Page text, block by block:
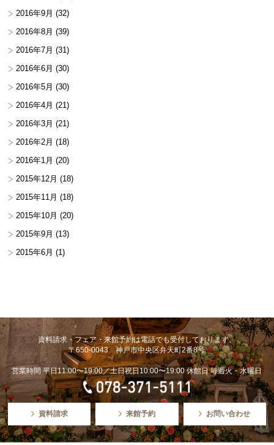
2016年9月 (32)
2016年8月 (39)
2016年7月 (31)
2016年6月 (30)
2016年5月 (30)
2016年4月 (21)
2016年3月 (21)
2016年2月 (18)
2016年1月 (20)
2015年12月 (18)
2015年11月 (18)
2015年10月 (20)
2015年9月 (13)
2015年6月 (1)
資料請求・フェア・来館予約は電話でも受付しております。
〒650-0043 神戸市中央区弁天町2番8号
営業時間 平日11:00〜19:00／土日祝日10:00〜19:00 休館日 毎週火・水曜日
資料請求 来館予約 お問い合わせ